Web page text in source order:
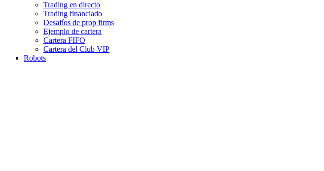
Trading en directo
Trading financiado
Desafíos de prop firms
Ejemplo de cartera
Cartera FIFO
Cartera del Club VIP
Robots